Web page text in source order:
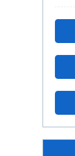
箱